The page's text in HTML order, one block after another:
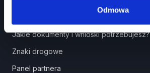
Odmowa
Jakie dokumenty i wnioski potrzebujesz?
Znaki drogowe
Panel partnera